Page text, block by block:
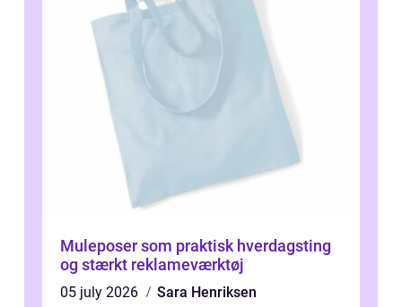
Muleposer som praktisk hverdagsting
og stærkt reklameværktøj
05 july 2026 Sara Henriksen